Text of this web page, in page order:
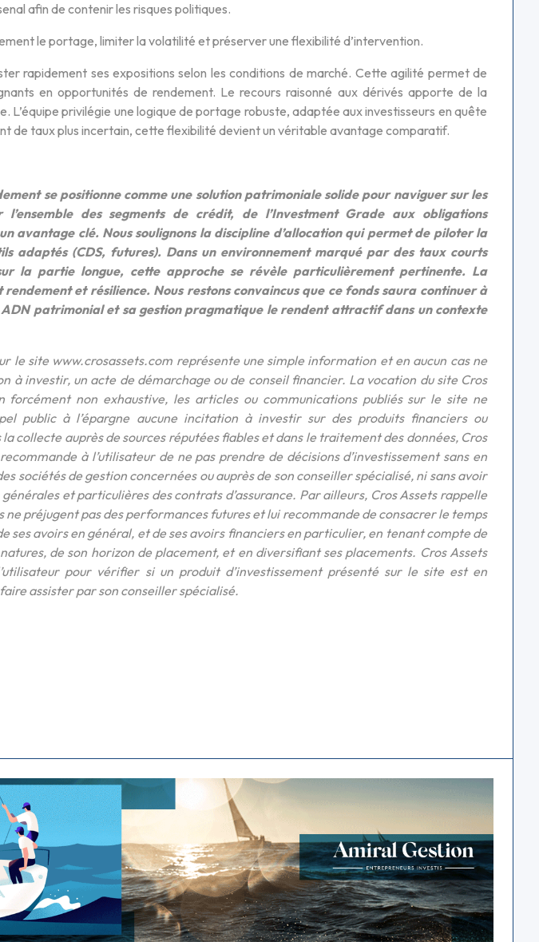
afin de contenir les risques politiques.
le portage, limiter la volatilité et préserver une flexibilité d’intervention.
rapidement ses expositions selon les conditions de marché. Cette agilité permet de
en opportunités de rendement. Le recours raisonné aux dérivés apporte de la
L’équipe privilégie une logique de portage robuste, adaptée aux investisseurs en quête
de taux plus incertain, cette flexibilité devient un véritable avantage comparatif.
se positionne comme une solution patrimoniale solide pour naviguer sur les
des segments de crédit, de l’Investment Grade aux obligations
avantage clé. Nous soulignons la discipline d’allocation qui permet de piloter la
adaptés (CDS, futures). Dans un environnement marqué par des taux courts
la partie longue, cette approche se révèle particulièrement pertinente. La
et résilience. Nous restons convaincus que ce fonds saura continuer à
patrimonial et sa gestion pragmatique le rendent attractif dans un contexte
le site www.crosassets.com représente une simple information et en aucun cas ne
à investir, un acte de démarchage ou de conseil financier. La vocation du site Cros
non exhaustive, les articles ou communications publiés sur le site ne
public à l’épargne aucune incitation à investir sur des produits financiers ou
la collecte auprès de sources réputées fiables et dans le traitement des données, Cros
à l’utilisateur de ne pas prendre de décisions d’investissement sans en
sociétés de gestion concernées ou auprès de son conseiller spécialisé, ni sans avoir
et particulières des contrats d’assurance. Par ailleurs, Cros Assets rappelle
ne préjugent pas des performances futures et lui recommande de consacrer le temps
ses avoirs en général, et de ses avoirs financiers en particulier, en tenant compte de
de son horizon de placement, et en diversifiant ses placements. Cros Assets
pour vérifier si un produit d’investissement présenté sur le site est en
assister par son conseiller spécialisé.